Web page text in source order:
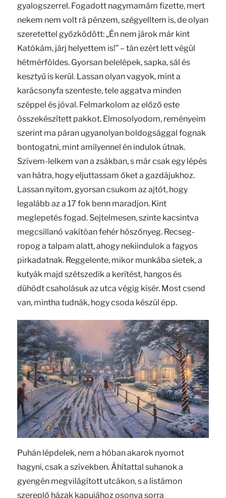
gyalogszerrel. Fogadott nagymamám fizette, mert
nekem nem volt rá pénzem, szégyelltem is, de olyan
szeretettel győzködött: „Én nem járok már kint
Katókám, járj helyettem is!” – tán ezért lett végül
hétmérföldes. Gyorsan belelépek, sapka, sál és
kesztyű is kerül. Lassan olyan vagyok, mint a
karácsonyfa szenteste, tele aggatva minden
széppel és jóval. Felmarkolom az előző este
összekészített pakkot. Elmosolyodom, reményeim
szerint ma páran ugyanolyan boldogsággal fognak
bontogatni, mint amilyennel én indulok útnak.
Szívem-lelkem van a zsákban, s már csak egy lépés
van hátra, hogy eljuttassam őket a gazdájukhoz.
Lassan nyitom, gyorsan csukom az ajtót, hogy
legalább az a 17 fok benn maradjon. Kint
meglepetés fogad. Sejtelmesen, szinte kacsintva
megcsillanó vakítóan fehér hószőnyeg. Recseg-
ropog a talpam alatt, ahogy nekiindulok a fagyos
pirkadatnak. Reggelente, mikor munkába sietek, a
kutyák majd szétszedik a kerítést, hangos és
dühödt csaholásuk az utca végig kísér. Most csend
van, mintha tudnák, hogy csoda készül épp.
Puhán lépdelek, nem a hóban akarok nyomot
hagyni, csak a szívekben. Áhítattal suhanok a
gyengén megvilágított utcákon, s a listámon
szereplő házak kapujához osonva sorra